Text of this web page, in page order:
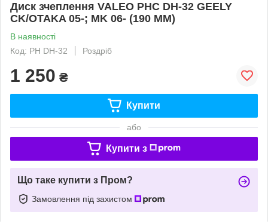
Диск зчеплення VALEO PHC DH-32 GEELY
CK/OTAKA 05-; MK 06- (190 ММ)
В наявності
Код: PH DH-32
Роздріб
1 250 ₴
Купити
або
Купити з
Що таке купити з Пром?
Замовлення під захистом